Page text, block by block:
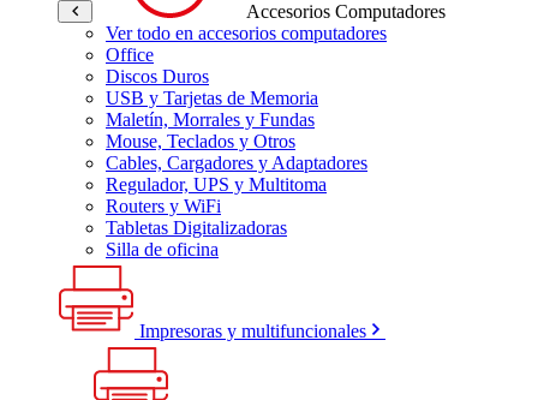
Accesorios Computadores
Ver todo en accesorios computadores
Office
Discos Duros
USB y Tarjetas de Memoria
Maletín, Morrales y Fundas
Mouse, Teclados y Otros
Cables, Cargadores y Adaptadores
Regulador, UPS y Multitoma
Routers y WiFi
Tabletas Digitalizadoras
Silla de oficina
Impresoras y multifuncionales